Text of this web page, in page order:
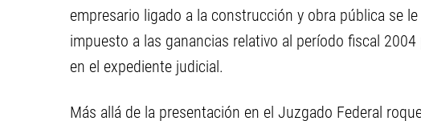
empresario ligado a la construcción y obra pública se
impuesto a las ganancias relativo al período fiscal
en el expediente judicial.
Más allá de la presentación en el Juzgado Federal